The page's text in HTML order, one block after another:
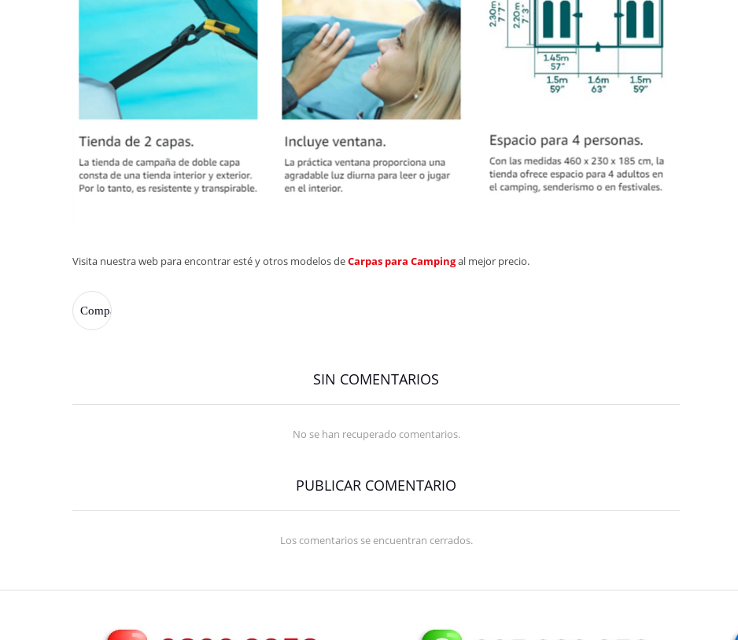
Visita nuestra web para encontrar esté y otros modelos deCarpas para Campingal mejor precio.
SIN COMENTARIOS
No se han recuperado comentarios.
PUBLICAR COMENTARIO
Los comentarios se encuentran cerrados.